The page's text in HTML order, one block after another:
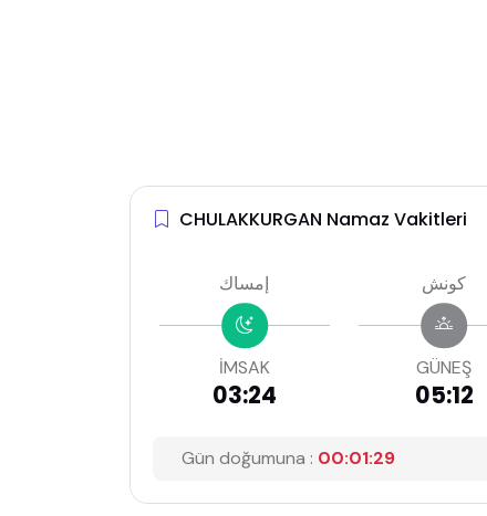
CHULAKKURGAN Namaz Vakitleri
إمساك
İMSAK
03:24
كونش
GÜNEŞ
05:12
Gün doğumuna : 00:01:28